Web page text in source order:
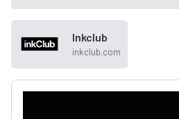
Inkclub
inkclub.com